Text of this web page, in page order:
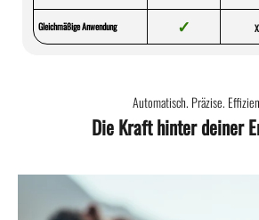
Gleichmäßige Anwendung ✓ X
Automatisch. Präzise.
Die Kraft hinter deiner